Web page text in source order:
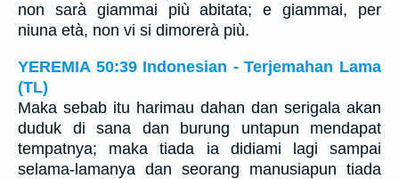
non sarà giammai più abitata; e giammai, per
niuna età, non vi si dimorerà più.
YEREMIA 50:39 Indonesian - Terjemahan Lama
(TL)
Maka sebab itu harimau dahan dan serigala akan
duduk di sana dan burung untapun mendapat
tempatnya; maka tiada ia didiami lagi sampai
selama-lamanya dan seorang manusiapun tiada